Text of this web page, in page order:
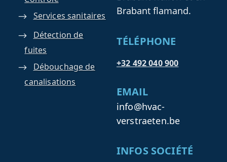
Services sanitaires
Détection de
fuites
Débouchage de
canalisations
Brabant flamand.
TÉLÉPHONE
+32 492 040 900
EMAIL
info@hvac-
verstraeten.be
INFOS SOCIÉTÉ